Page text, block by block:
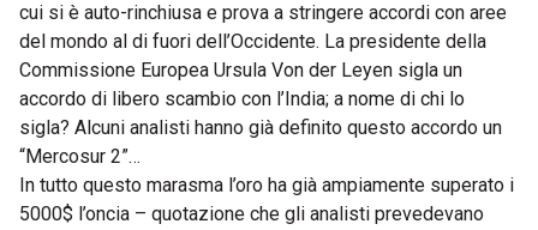
cui si è auto-rinchiusa e prova a stringere accordi con aree
del mondo al di fuori dell’Occidente. La presidente della
Commissione Europea Ursula Von der Leyen sigla un
accordo di libero scambio con l’India; a nome di chi lo
sigla? Alcuni analisti hanno già definito questo accordo un
“Mercosur 2”…
In tutto questo marasma l’oro ha già ampiamente superato i
5000$ l’oncia – quotazione che gli analisti prevedevano